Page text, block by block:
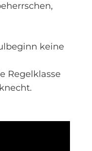
keine
Regelklasse